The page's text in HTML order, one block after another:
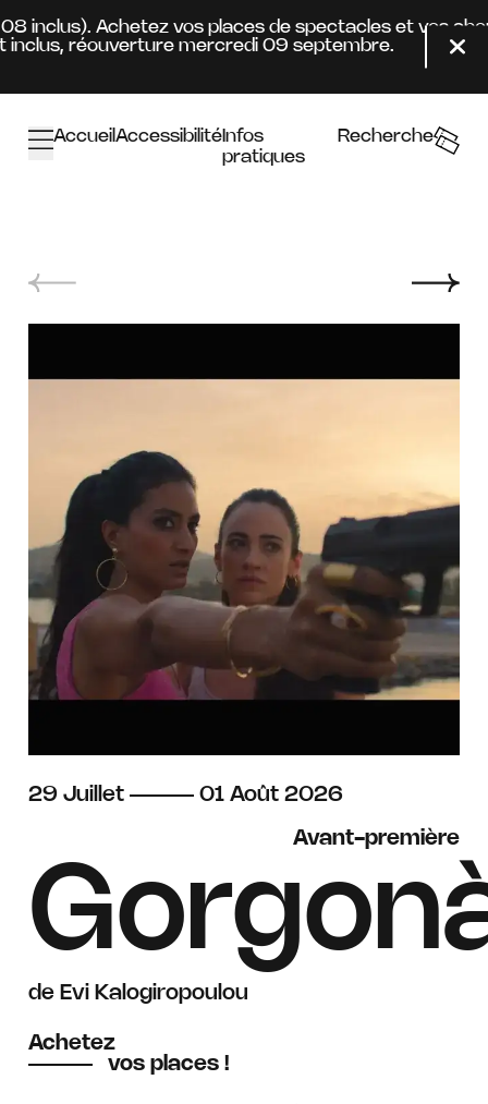
inclus). Achetez vos places de spectacles et vos
réouverture mercredi 09 septembre.
AccueilAccessibilitéInfos
pratiques
Recherche
du
29 juillet
Juillet au
01 août
Août 2026
Avant-première
de Evi Kalogiropoulou
Achetez
vos places !